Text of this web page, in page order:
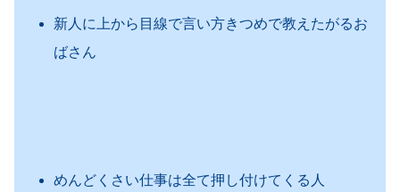
新人に上から目線で言い方きつめで教えたがるお
ばさん
めんどくさい仕事は全て押し付けてくる人